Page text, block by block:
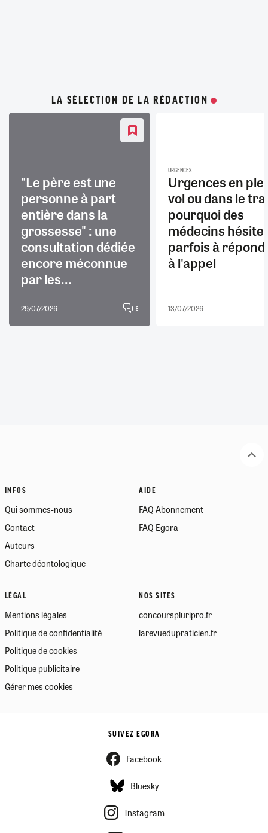
LA SÉLECTION DE LA RÉDACTION
"Le père est une
personne à part
entière dans la
grossesse" : une
consultation dédiée
encore méconnue
par les...
29/07/2026 8
URGENCES
Urgences en
vol ou dans le
pourquoi des
médecins
parfois à
à l'appel
13/07/2026
INFOS
Qui sommes-nous
Contact
Auteurs
Charte déontologique
AIDE
FAQ Abonnement
FAQ Egora
LÉGAL
Mentions légales
Politique de confidentialité
Politique de cookies
Politique publicitaire
Gérer mes cookies
NOS SITES
concourspluripro.fr
larevuedupraticien.fr
SUIVEZ EGORA
Facebook
Bluesky
Instagram